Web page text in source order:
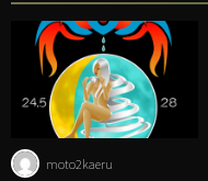
moto2kaeru